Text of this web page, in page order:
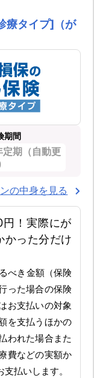
療タイプ]（が
期間
定期（自動更
の中身を見る
！実際にが
かった分だけ
べき金額（保険
った場合の保険
お支払いの対象
を支払うほかの
われた場合また
費などの実額か
払いします。